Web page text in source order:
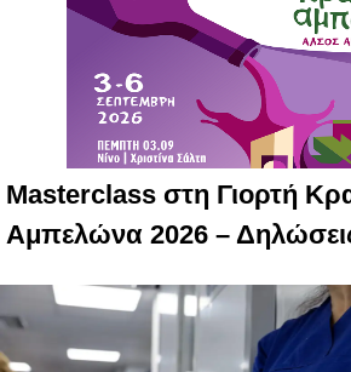
Masterclass στη Γιορτή
Αμπελώνα 2026 –